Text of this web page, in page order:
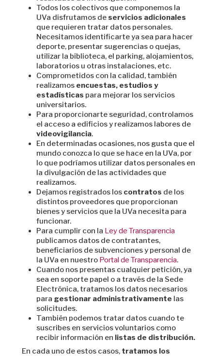
Todos los colectivos que componemos la
UVa disfrutamos deservicios adicionales
que requieren tratar datos personales.
Necesitamos identificarte ya sea para hacer
deporte, presentar sugerencias o quejas,
utilizar la biblioteca, el parking, alojamientos,
laboratorios u otras instalaciones, etc.
Comprometidos con la calidad, también
realizamos encuestas, estudios y
estadísticas para mejorar los servicios
universitarios.
Para proporcionarte seguridad, controlamos
el acceso a edificios y realizamos labores de
videovigilancia.
En determinadas ocasiones, nos gusta que el
mundo conozca lo que se hace en la UVa, por
lo que podríamos utilizar datos personales en
la divulgación de las actividades que
realizamos.
Dejamos registrados los contratos de los
distintos proveedores que proporcionan
bienes y servicios que la UVa necesita para
funcionar.
Para cumplir con la Ley de Transparencia
publicamos datos de contratantes,
beneficiarios de subvenciones y personal de
la UVa en nuestro Portal de Transparencia.
Cuando nos presentas cualquier petición, ya
sea en soporte papel o a través de la Sede
Electrónica, tratamos los datos necesarios
para gestionar administrativamente las
solicitudes.
También podemos tratar datos cuando te
suscribes en servicios voluntarios como
recibir información en listas de distribución.
En cada uno de estos casos, tratamos los